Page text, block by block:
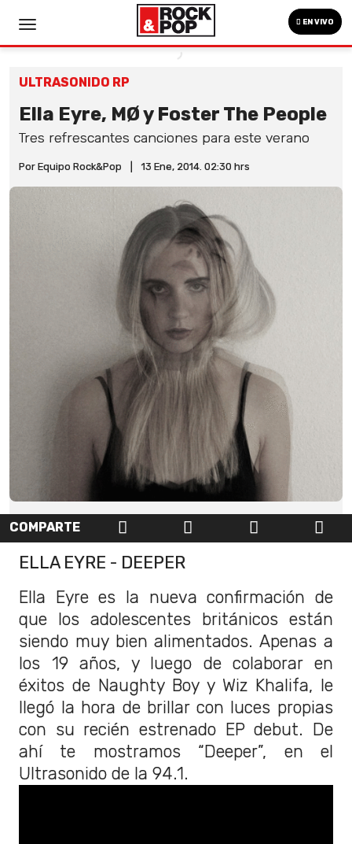
EN VIVO
ULTRASONIDO RP
Ella Eyre, MØ y Foster The People
Tres refrescantes canciones para este verano
Por Equipo Rock&Pop 13 Ene, 2014. 02:30 hrs
COMPARTE
ELLA EYRE - DEEPER
Ella Eyre es la nueva confirmación de
que los adolescentes británicos están
siendo muy bien alimentados. Apenas a
los 19 años, y luego de colaborar en
éxitos de Naughty Boy y Wiz Khalifa, le
llegó la hora de brillar con luces propias
con su recién estrenado EP debut. De
ahí te mostramos “Deeper”, en el
Ultrasonido de la 94.1.